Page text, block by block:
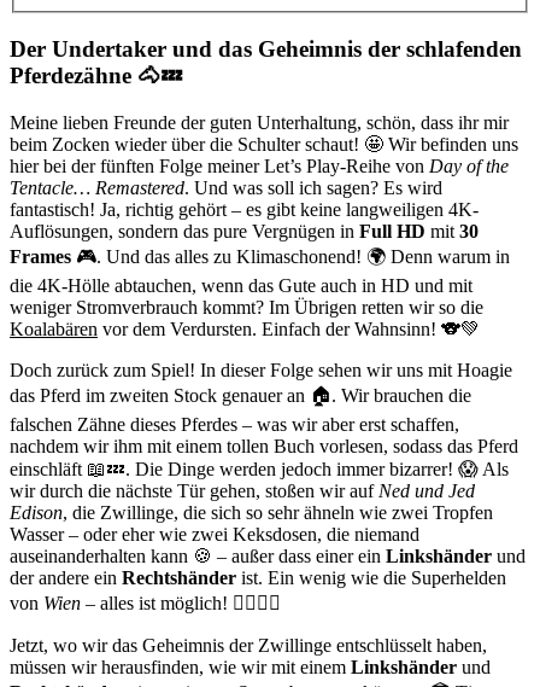
Der Undertaker und das Geheimnis der schlafenden
Pferdezähne 🐴💤
Meine lieben Freunde der guten Unterhaltung, schön, dass ihr mir
beim Zocken wieder über die Schulter schaut! 🤩 Wir befinden uns
hier bei der fünften Folge meiner Let’s Play-Reihe von Day of the
Tentacle… Remastered. Und was soll ich sagen? Es wird
fantastisch! Ja, richtig gehört – es gibt keine langweiligen 4K-
Auflösungen, sondern das pure Vergnügen in Full HD mit 30
Frames 🎮. Und das alles zu Klimaschonend! 🌍 Denn warum in
die 4K-Hölle abtauchen, wenn das Gute auch in HD und mit
weniger Stromverbrauch kommt? Im Übrigen retten wir so die
Koalabären vor dem Verdursten. Einfach der Wahnsinn! 🐨💚
Doch zurück zum Spiel! In dieser Folge sehen wir uns mit Hoagie
das Pferd im zweiten Stock genauer an 🏠. Wir brauchen die
falschen Zähne dieses Pferdes – was wir aber erst schaffen,
nachdem wir ihm mit einem tollen Buch vorlesen, sodass das Pferd
einschläft 📖💤. Die Dinge werden jedoch immer bizarrer! 😱 Als
wir durch die nächste Tür gehen, stoßen wir auf Ned und Jed
Edison, die Zwillinge, die sich so sehr ähneln wie zwei Tropfen
Wasser – oder eher wie zwei Keksdosen, die niemand
auseinanderhalten kann 🍪 – außer dass einer ein Linkshänder und
der andere ein Rechtshänder ist. Ein wenig wie die Superhelden
von Wien – alles ist möglich! 🦸‍♂️🦸‍♂️
Jetzt, wo wir das Geheimnis der Zwillinge entschlüsselt haben,
müssen wir herausfinden, wie wir mit einem Linkshänder und